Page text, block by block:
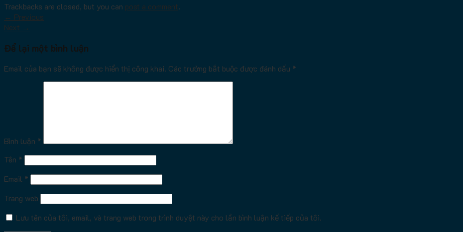
Trackbacks are closed, but you can post a comment.
← Previous
Next →
Để lại một bình luận
Email của bạn sẽ không được hiển thị công khai. Các trường bắt buộc được đánh dấu *
Bình luận *
Tên *
Email *
Trang web
Lưu tên của tôi, email, và trang web trong trình duyệt này cho lần bình luận kế tiếp của tôi.